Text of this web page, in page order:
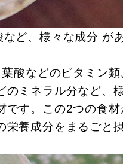
など、様々な成分 が
酸などのビタミン類
のミネラル分など、
です。この2つの食材
養成分をまるごと